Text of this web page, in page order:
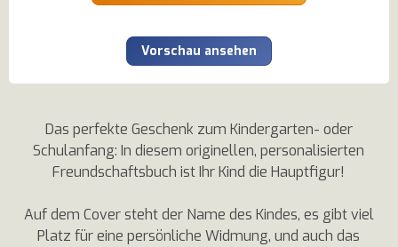
Vorschau ansehen
Das perfekte Geschenk zum Kindergarten- oder
Schulanfang: In diesem originellen, personalisierten
Freundschaftsbuch ist Ihr Kind die Hauptfigur!
Auf dem Cover steht der Name des Kindes, es gibt viel
Platz für eine persönliche Widmung, und auch das